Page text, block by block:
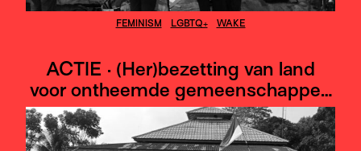
FEMINISM LGBTQ+ WAKE
ACTIE · (Her)bezetting van land
voor ontheemde gemeenschappen
in Noord Sumatra